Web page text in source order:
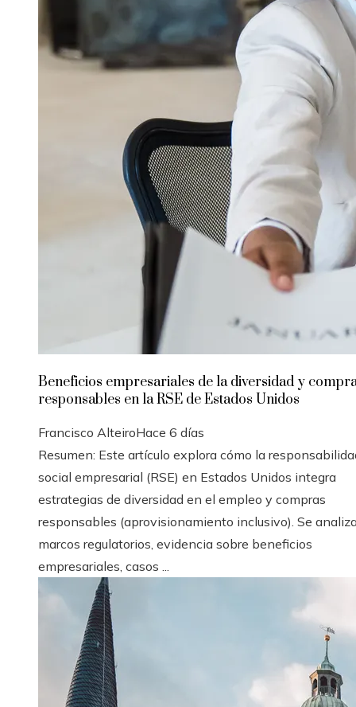
Beneficios empresariales de la diversidad y
responsables en la RSE de Estados Unidos
Francisco AlteiroHace 6 días
Resumen: Este artículo explora cómo la
social empresarial (RSE) en Estados Unidos integra
estrategias de diversidad en el empleo y compras
responsables (aprovisionamiento inclusivo). Se
marcos regulatorios, evidencia sobre beneficios
empresariales, casos ...